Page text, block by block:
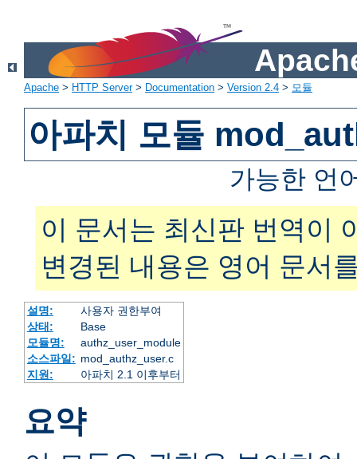
Apache > HTTP Server> Documentation > Version 2.4 > 모듈
아파치 모듈
가능한 언
이 문서는 최신판 번역이
변경된 내용은 영어 문서
설명:
사용자 권한부여
상태:
Base
모듈명:
authz_user_module
소스파일: mod_authz_user.c
지원:
아파치 2.1 이후부터
요약